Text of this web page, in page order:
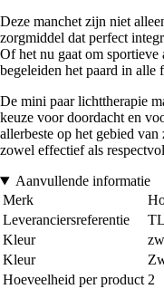
Deze manchet zijn niet
zorgmiddel dat perfect
Of het nu gaat om
begeleiden het paard in alle
De mini paar lichttherapie
keuze voor doordacht en
allerbeste op het gebied
zowel effectief als
Aanvullende informatie
Merk
Leveranciersreferentie
Kleur
Kleur
Hoeveelheid per product 2